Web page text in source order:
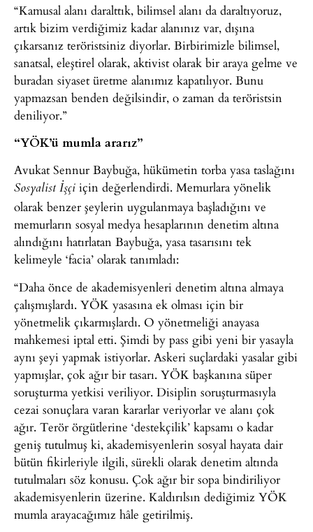
“Kamusal alanı daralttık, bilimsel alanı da daraltıyoruz,
artık bizim verdiğimiz kadar alanınız var, dışına
çıkarsanız teröristsiniz diyorlar. Birbirimizle bilimsel,
sanatsal, eleştirel olarak, aktivist olarak bir araya gelme ve
buradan siyaset üretme alanımız kapatılıyor. Bunu
yapmazsan benden değilsindir, o zaman da teröristsin
deniliyor.”
“YÖK’ü mumla ararız”
Avukat Sennur Baybuğa, hükümetin torba yasa taslağını
Sosyalist İşçi için değerlendirdi. Memurlara yönelik
olarak benzer şeylerin uygulanmaya başladığını ve
memurların sosyal medya hesaplarının denetim altına
alındığını hatırlatan Baybuğa, yasa tasarısını tek
kelimeyle ‘facia’ olarak tanımladı:
“Daha önce de akademisyenleri denetim altına almaya
çalışmışlardı. YÖK yasasına ek olması için bir
yönetmelik çıkarmışlardı. O yönetmeliği anayasa
mahkemesi iptal etti. Şimdi by pass gibi yeni bir yasayla
aynı şeyi yapmak istiyorlar. Askeri suçlardaki yasalar gibi
yapmışlar, çok ağır bir tasarı. YÖK başkanına süper
soruşturma yetkisi veriliyor. Disiplin soruşturmasıyla
cezai sonuçlara varan kararlar veriyorlar ve alanı çok
ağır. Terör örgütlerine ‘destekçilik’ kapsamı o kadar
geniş tutulmuş ki, akademisyenlerin sosyal hayata dair
bütün fikirleriyle ilgili, sürekli olarak denetim altında
tutulmaları söz konusu. Çok ağır bir sopa bindiriliyor
akademisyenlerin üzerine. Kaldırılsın dediğimiz YÖK
mumla arayacağımız hâle getirilmiş.